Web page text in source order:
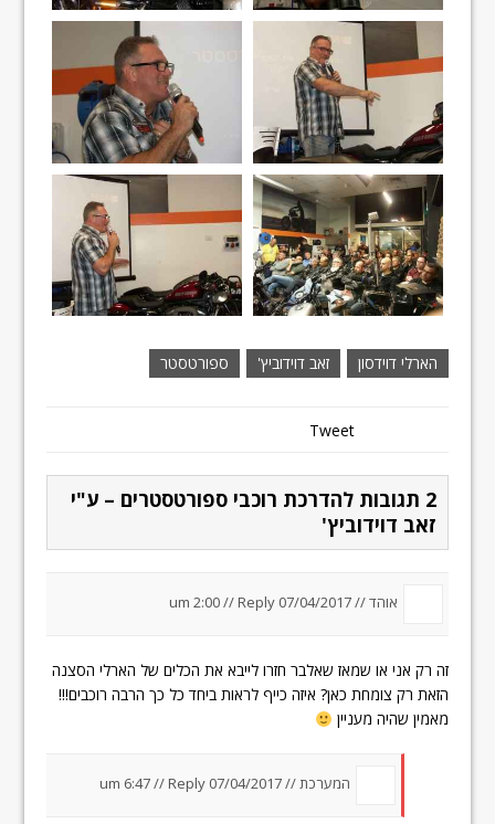
הארלי דוידסון זאב דוידוביץ' ספורטסטר
Tweet
2 תגובות להדרכת רוכבי ספורטסטרים – ע"י
זאב דוידוביץ'
אוהד //07/04/2017 um 2:00
//Reply
זה רק אני או שמאז שאלבר חזרו לייבא את הכלים של הארלי הסצנה
הזאת רק צומחת כאן? איזה כייף לראות ביחד כל כך הרבה רוכבים!!!
מאמין שהיה מעניין
המערכת //07/04/2017 um 6:47
//Reply